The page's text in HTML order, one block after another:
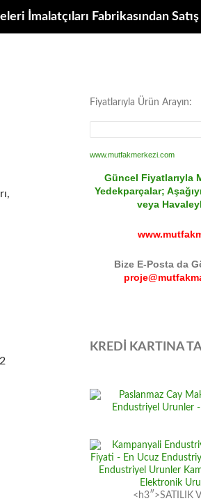
İmalatçıları Fabrikasından Satış
Fiyatlarıyla Ürün Arayın:
www.mutfakmerkezi.com
Güncel Fiyatlarıyla
Yedekparçalar;
veya
Bize E-Posta da
KREDİ KARTINA
<h3″>SATILIK